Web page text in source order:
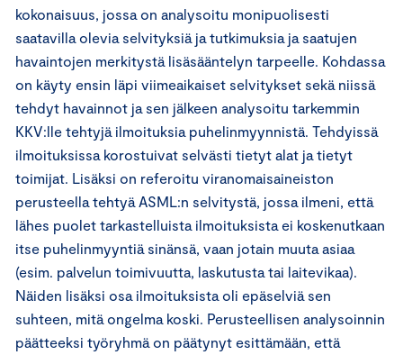
kokonaisuus, jossa on analysoitu monipuolisesti
saatavilla olevia selvityksiä ja tutkimuksia ja saatujen
havaintojen merkitystä lisäsääntelyn tarpeelle. Kohdassa
on käyty ensin läpi viimeaikaiset selvitykset sekä niissä
tehdyt havainnot ja sen jälkeen analysoitu tarkemmin
KKV:lle tehtyjä ilmoituksia puhelinmyynnistä. Tehdyissä
ilmoituksissa korostuivat selvästi tietyt alat ja tietyt
toimijat. Lisäksi on referoitu viranomaisaineiston
perusteella tehtyä ASML:n selvitystä, jossa ilmeni, että
lähes puolet tarkastelluista ilmoituksista ei koskenutkaan
itse puhelinmyyntiä sinänsä, vaan jotain muuta asiaa
(esim. palvelun toimivuutta, laskutusta tai laitevikaa).
Näiden lisäksi osa ilmoituksista oli epäselviä sen
suhteen, mitä ongelma koski. Perusteellisen analysoinnin
päätteeksi työryhmä on päätynyt esittämään, että